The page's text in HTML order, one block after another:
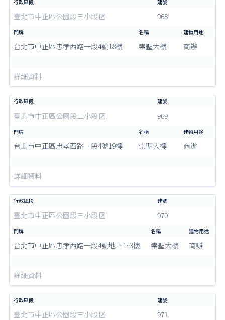
臺北市中正區公園段三小段 968
台北市中正區忠孝西路一段4號18樓 崇聖大樓 商辦
詳細資料
臺北市中正區公園段三小段 969
台北市中正區忠孝西路一段4號19樓 崇聖大樓 商辦
詳細資料
臺北市中正區公園段三小段 970
台北市中正區忠孝西路一段4號地下1~3樓 崇聖大樓 商辦
詳細資料
臺北市中正區公園段三小段 971